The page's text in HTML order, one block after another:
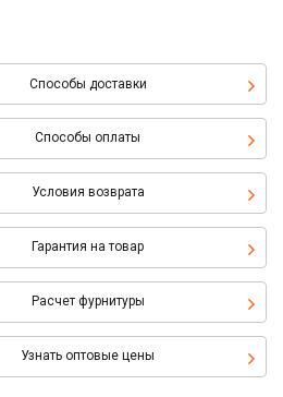
Способы доставки
Способы оплаты
Условия возврата
Гарантия на товар
Расчет фурнитуры
Узнать оптовые цены